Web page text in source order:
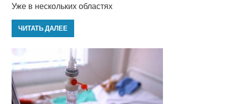
Уже в нескольких областях
ЧИТАТЬ ДАЛЕЕ